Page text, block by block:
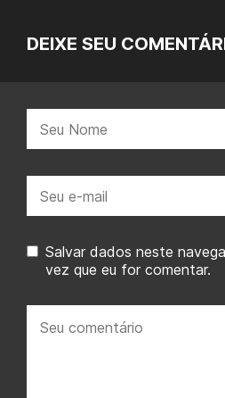
DEIXE SEU
mail:
Salvar dados neste
vez que eu for comentar.
comentário: